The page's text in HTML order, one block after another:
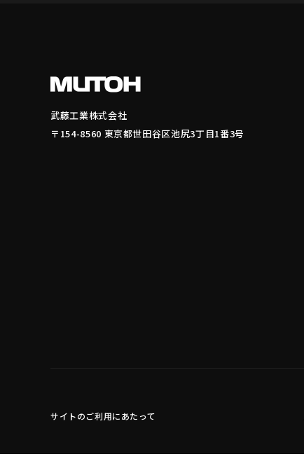
武藤工業株式会社
〒154-8560 東京都世田谷区池尻3丁目1番3号
サイトのご利用にあたって